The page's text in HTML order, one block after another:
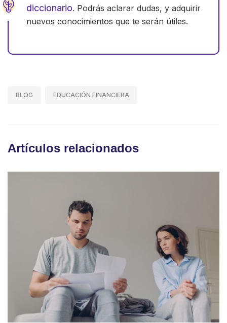
diccionario. Podrás aclarar dudas, y adquirir
nuevos conocimientos que te serán útiles.
BLOG EDUCACIÓN FINANCIERA
Artículos relacionados